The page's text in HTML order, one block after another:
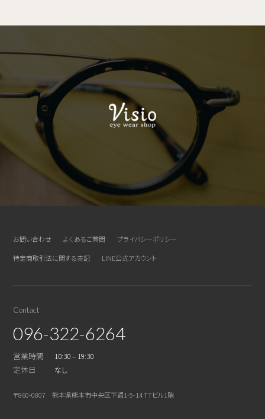
お問い合わせ よくあるご質問
プライバシーポリシー
特定商取引法に関する表記
LINE公式アカウント
Contact
096-322-6264
営業時間 10:30 – 19:30
定休日 なし
〒860-0807 熊本県熊本市中央区下通1-5-14 TTビル1階